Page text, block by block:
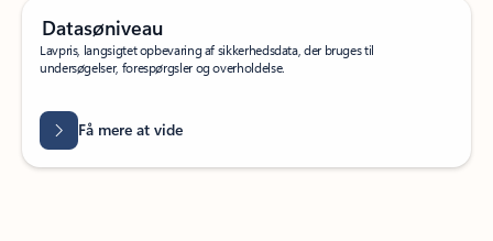
Datasøniveau
Lavpris, langsigtet opbevaring af sikkerhedsdata, der bruges til
undersøgelser, forespørgsler og overholdelse.
Få mere at vide